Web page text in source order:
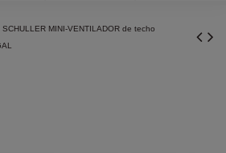
SCHULLER MINI-VENTILADOR de techo